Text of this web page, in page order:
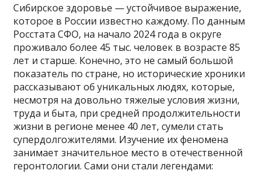
Сибирское здоровье — устойчивое выражение,
которое в России известно каждому. По данным
Росстата СФО, на начало 2024 года в округе
проживало более 45 тыс. человек в возрасте 85
лет и старше. Конечно, это не самый большой
показатель по стране, но исторические хроники
рассказывают об уникальных людях, которые,
несмотря на довольно тяжелые условия жизни,
труда и быта, при средней продолжительности
жизни в регионе менее 40 лет, сумели стать
супердолгожителями. Изучение их феномена
занимает значительное место в отечественной
геронтологии. Сами они стали легендами: